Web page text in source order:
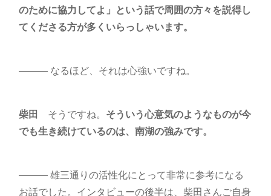
のために協力してよ」という話で周囲の方々を説得し
てくださる方が多くいらっしゃいます。
――― なるほど、それは心強いですね。
柴田 そうですね。 そういう心意気のようなものが今
でも生き続けているのは、南湖の強みです。
――― 雄三通りの活性化にとって非常に参考になる
お話でした。インタビューの後半は、柴田さんご自身